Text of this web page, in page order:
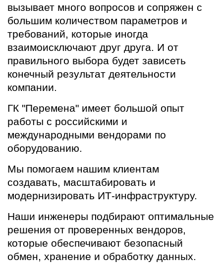
вызывает много вопросов и сопряжен с
большим количеством параметров и
требований, которые иногда
взаимоисключают друг друга. И от
правильного выбора будет зависеть
конечный результат деятельности
компании.
ГК "Перемена" имеет большой опыт
работы с российскими и
международными вендорами по
оборудованию.
Мы помогаем нашим клиентам
создавать, масштабировать и
модернизировать ИТ-инфраструктуру.
Наши инженеры подбирают оптимальные
решения от проверенных вендоров,
которые обеспечивают безопасный
обмен, хранение и обработку данных.